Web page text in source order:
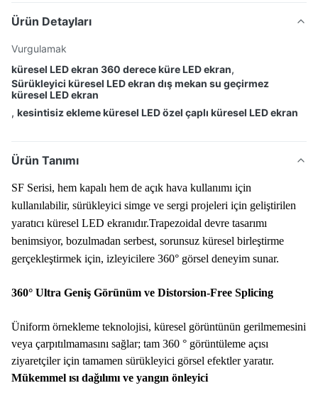
Ürün Detayları
Vurgulamak
küresel LED ekran 360 derece küre LED ekran,
Sürükleyici küresel LED ekran dış mekan su geçirmez
küresel LED ekran
, kesintisiz ekleme küresel LED özel çaplı küresel LED ekran
Ürün Tanımı
SF Serisi, hem kapalı hem de açık hava kullanımı için
kullanılabilir, sürükleyici simge ve sergi projeleri için geliştirilen
yaratıcı küresel LED ekranıdır.Trapezoidal devre tasarımı
benimsiyor, bozulmadan serbest, sorunsuz küresel birleştirme
gerçekleştirmek için, izleyicilere 360° görsel deneyim sunar.
360° Ultra Geniş Görünüm ve Distorsion-Free Splicing
Üniform örnekleme teknolojisi, küresel görüntünün gerilmemesini
veya çarpıtılmamasını sağlar; tam 360 ° görüntüleme açısı
ziyaretçiler için tamamen sürükleyici görsel efektler yaratır.
Mükemmel ısı dağılımı ve yangın önleyici